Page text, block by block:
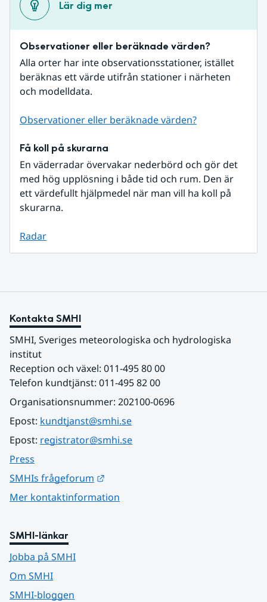
Lär dig mer
Observationer eller beräknade värden?
Alla orter har inte observationsstationer, istället
beräknas ett värde utifrån stationer i närheten
och modelldata.
Observationer eller beräknade värden?
Få koll på skurarna
En väderradar övervakar nederbörd och gör det
med hög upplösning i både tid och rum. Den är
ett värdefullt hjälpmedel när man vill ha koll på
skurarna.
Radar
Kontakta SMHI
SMHI, Sveriges meteorologiska och hydrologiska
institut
Reception och växel: 011-495 80 00
Telefon kundtjänst: 011-495 82 00
Organisationsnummer: 202100-0696
Epost: kundtjanst@smhi.se
Epost: registrator@smhi.se
Press
SMHIs frågeforum
Mer kontaktinformation
SMHI-länkar
Jobba på SMHI
Om SMHI
SMHI-bloggen